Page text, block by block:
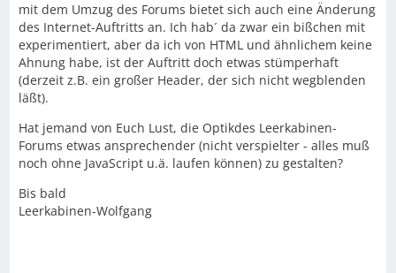
mit dem Umzug des Forums bietet sich auch eine Änderung
des Internet-Auftritts an. Ich hab´ da zwar ein bißchen mit
experimentiert, aber da ich von HTML und ähnlichem keine
Ahnung habe, ist der Auftritt doch etwas stümperhaft
(derzeit z.B. ein großer Header, der sich nicht wegblenden
läßt).
Hat jemand von Euch Lust, die Optikdes Leerkabinen-
Forums etwas ansprechender (nicht verspielter - alles muß
noch ohne JavaScript u.ä. laufen können) zu gestalten?
Bis bald
Leerkabinen-Wolfgang